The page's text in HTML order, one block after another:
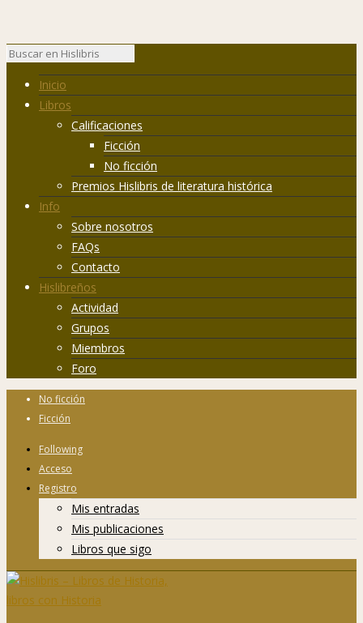
Inicio
Libros
Calificaciones
Ficción
No ficción
Premios Hislibris de literatura histórica
Info
Sobre nosotros
FAQs
Contacto
Hislibreños
Actividad
Grupos
Miembros
Foro
No ficción
Ficción
Following
Acceso
Registro
Mis entradas
Mis publicaciones
Libros que sigo